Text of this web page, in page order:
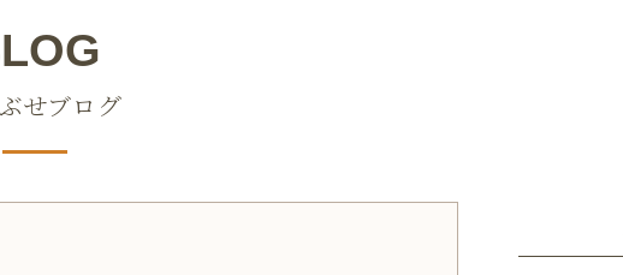
せブログ